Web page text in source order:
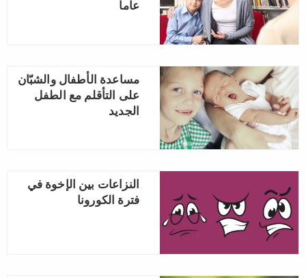
عاما
مساعدة الأطفال والشبّان
على التأقلم مع الطفل
الجديد
النزاعات بين الإخوة في
فترة الكورونا